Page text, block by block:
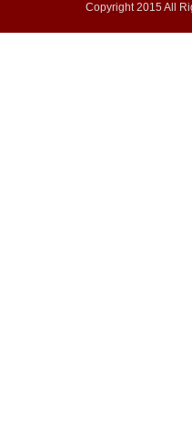
Copyright 2015 All